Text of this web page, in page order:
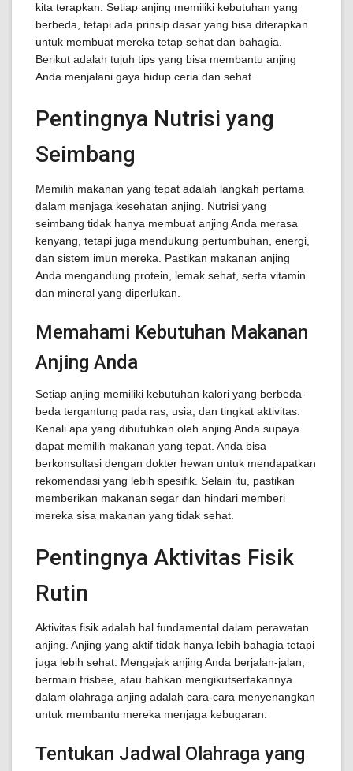
kita terapkan. Setiap anjing memiliki kebutuhan yang
berbeda, tetapi ada prinsip dasar yang bisa diterapkan
untuk membuat mereka tetap sehat dan bahagia.
Berikut adalah tujuh tips yang bisa membantu anjing
Anda menjalani gaya hidup ceria dan sehat.
Pentingnya Nutrisi yang
Seimbang
Memilih makanan yang tepat adalah langkah pertama
dalam menjaga kesehatan anjing. Nutrisi yang
seimbang tidak hanya membuat anjing Anda merasa
kenyang, tetapi juga mendukung pertumbuhan, energi,
dan sistem imun mereka. Pastikan makanan anjing
Anda mengandung protein, lemak sehat, serta vitamin
dan mineral yang diperlukan.
Memahami Kebutuhan Makanan
Anjing Anda
Setiap anjing memiliki kebutuhan kalori yang berbeda-
beda tergantung pada ras, usia, dan tingkat aktivitas.
Kenali apa yang dibutuhkan oleh anjing Anda supaya
dapat memilih makanan yang tepat. Anda bisa
berkonsultasi dengan dokter hewan untuk mendapatkan
rekomendasi yang lebih spesifik. Selain itu, pastikan
memberikan makanan segar dan hindari memberi
mereka sisa makanan yang tidak sehat.
Pentingnya Aktivitas Fisik
Rutin
Aktivitas fisik adalah hal fundamental dalam perawatan
anjing. Anjing yang aktif tidak hanya lebih bahagia tetapi
juga lebih sehat. Mengajak anjing Anda berjalan-jalan,
bermain frisbee, atau bahkan mengikutsertakannya
dalam olahraga anjing adalah cara-cara menyenangkan
untuk membantu mereka menjaga kebugaran.
Tentukan Jadwal Olahraga yang